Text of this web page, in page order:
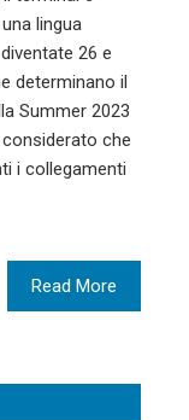
lingua
26 e
determinano il
Summer 2023
che
i collegamenti
Read More